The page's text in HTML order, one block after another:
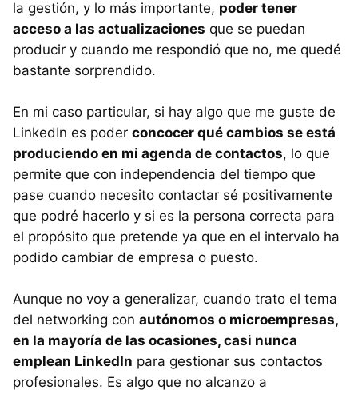
la gestión, y lo más importante, poder tener
acceso a las actualizaciones que se puedan
producir y cuando me respondió que no, me quedé
bastante sorprendido.
En mi caso particular, si hay algo que me guste de
LinkedIn es poder concocer qué cambios se está
produciendo en mi agenda de contactos, lo que
permite que con independencia del tiempo que
pase cuando necesito contactar sé positivamente
que podré hacerlo y si es la persona correcta para
el propósito que pretende ya que en el intervalo ha
podido cambiar de empresa o puesto.
Aunque no voy a generalizar, cuando trato el tema
del networking con autónomos o microempresas,
en la mayoría de las ocasiones, casi nunca
emplean LinkedIn para gestionar sus contactos
profesionales. Es algo que no alcanzo a